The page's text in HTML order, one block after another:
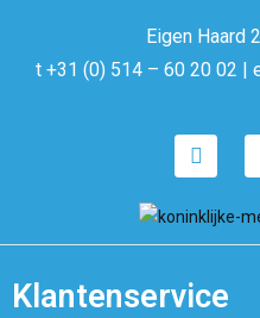
Eigen Haard
t +31 (0) 514 – 60 20 02 |
Klantenservice